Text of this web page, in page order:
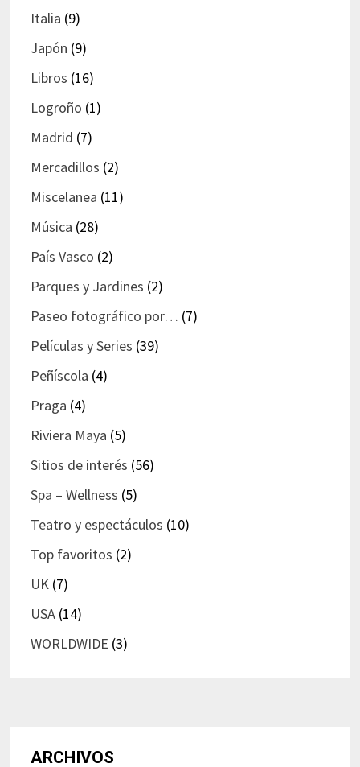
Italia (9)
Japón (9)
Libros (16)
Logroño (1)
Madrid (7)
Mercadillos (2)
Miscelanea (11)
Música (28)
País Vasco (2)
Parques y Jardines (2)
Paseo fotográfico por… (7)
Películas y Series (39)
Peñíscola (4)
Praga (4)
Riviera Maya (5)
Sitios de interés (56)
Spa – Wellness (5)
Teatro y espectáculos (10)
Top favoritos (2)
UK(7)
USA(14)
WORLDWIDE (3)
ARCHIVOS